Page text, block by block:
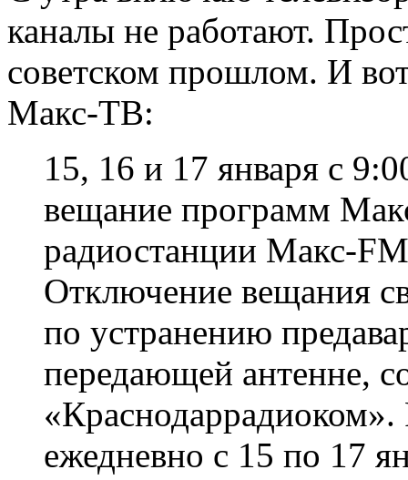
каналы не работают.
советском прошлом. И
Макс-ТВ:
15, 16 и 17 января с
вещание программ
радиостанции Макс-
Отключение вещания
по устранению
передающей антенне,
«Краснодаррадиоком».
ежедневно с 15 по 17